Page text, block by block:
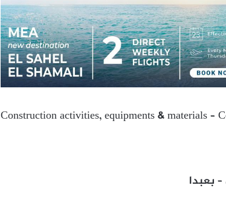
Construction activities, equipments & materials
بعبدا